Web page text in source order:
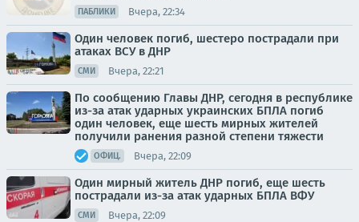
ПАБЛИКИ Вчера, 22:34
Один человек погиб, шестеро пострадали при
атаках ВСУ в ДНР
СМИ Вчера, 22:21
По сообщению Главы ДНР, сегодня в республике
из-за атак ударных украинских БПЛА погиб
один человек, еще шесть мирных жителей
получили ранения разной степени тяжести
ОФИЦ. Вчера, 22:09
Один мирный житель ДНР погиб, еще шесть
пострадали из-за атак ударных БПЛА ВФУ
СМИ Вчера, 22:09